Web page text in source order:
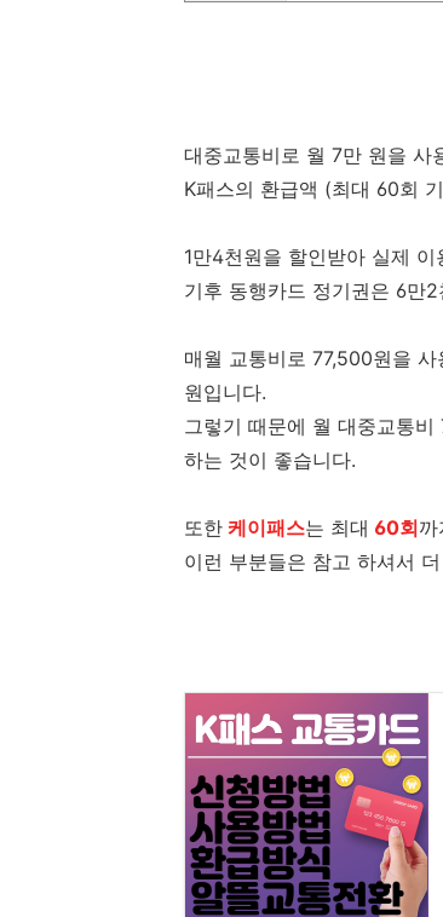
대중교통비로 월 7만 원을 사
K패스의 환급액 (최대 60회
1만4천원을 할인받아 실제
기후 동행카드 정기권은 6만
매월 교통비로 77,500원을
원입니다.
그렇기 때문에 월 대중교통
하는 것이 좋습니다.
또한 케이패스는 최대 60회까
이런 부분들은 참고 하셔서